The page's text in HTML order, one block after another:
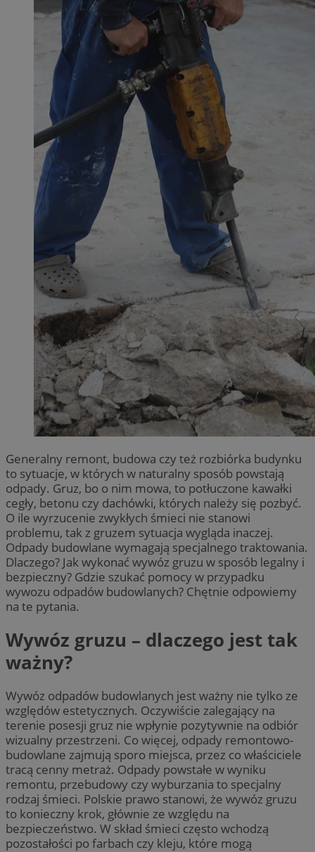
Generalny remont, budowa czy też rozbiórka budynku
to sytuacje, w których w naturalny sposób powstają
odpady. Gruz, bo o nim mowa, to potłuczone kawałki
cegły, betonu czy dachówki, których należy się pozbyć.
O ile wyrzucenie zwykłych śmieci nie stanowi
problemu, tak z gruzem sytuacja wygląda inaczej.
Odpady budowlane wymagają specjalnego traktowania.
Dlaczego? Jak wykonać wywóz gruzu w sposób legalny i
bezpieczny? Gdzie szukać pomocy w przypadku
wywozu odpadów budowlanych? Chętnie odpowiemy
na te pytania.
Wywóz gruzu – dlaczego jest tak
ważny?
Wywóz odpadów budowlanych jest ważny nie tylko ze
względów estetycznych. Oczywiście zalegający na
terenie posesji gruz nie wpłynie pozytywnie na odbiór
wizualny przestrzeni. Co więcej, odpady remontowo-
budowlane zajmują sporo miejsca, przez co właściciele
tracą cenny metraż. Odpady powstałe w wyniku
remontu, przebudowy czy wyburzania to specjalny
rodzaj śmieci. Polskie prawo stanowi, że wywóz gruzu
to konieczny krok, głównie ze względu na
bezpieczeństwo. W skład śmieci często wchodzą
pozostałości po farbach czy kleju, które mogą